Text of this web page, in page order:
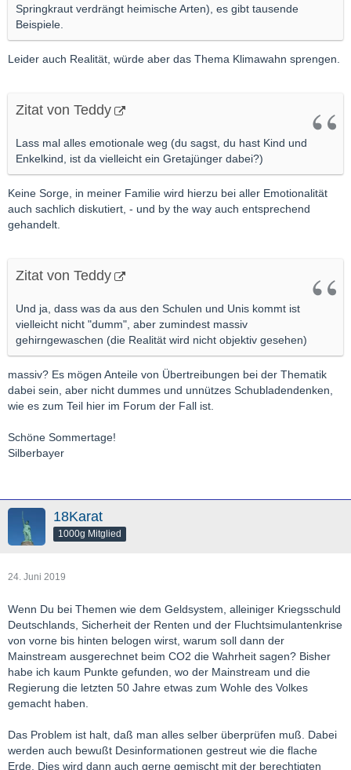
Springkraut verdrängt heimische Arten), es gibt tausende
Beispiele.
Leider auch Realität, würde aber das Thema Klimawahn sprengen.
Zitat von Teddy
Lass mal alles emotionale weg (du sagst, du hast Kind und
Enkelkind, ist da vielleicht ein Gretajünger dabei?)
Keine Sorge, in meiner Familie wird hierzu bei aller Emotionalität
auch sachlich diskutiert, - und by the way auch entsprechend
gehandelt.
Zitat von Teddy
Und ja, dass was da aus den Schulen und Unis kommt ist
vielleicht nicht "dumm", aber zumindest massiv
gehirngewaschen (die Realität wird nicht objektiv gesehen)
massiv? Es mögen Anteile von Übertreibungen bei der Thematik
dabei sein, aber nicht dummes und unnützes Schubladendenken,
wie es zum Teil hier im Forum der Fall ist.
Schöne Sommertage!
Silberbayer
18Karat
1000g Mitglied
24. Juni 2019
Wenn Du bei Themen wie dem Geldsystem, alleiniger Kriegsschuld
Deutschlands, Sicherheit der Renten und der Fluchtsimulantenkrise
von vorne bis hinten belogen wirst, warum soll dann der
Mainstream ausgerechnet beim CO2 die Wahrheit sagen? Bisher
habe ich kaum Punkte gefunden, wo der Mainstream und die
Regierung die letzten 50 Jahre etwas zum Wohle des Volkes
gemacht haben.
Das Problem ist halt, daß man alles selber überprüfen muß. Dabei
werden auch bewußt Desinformationen gestreut wie die flache
Erde. Dies wird dann auch gerne gemischt mit der berechtigten